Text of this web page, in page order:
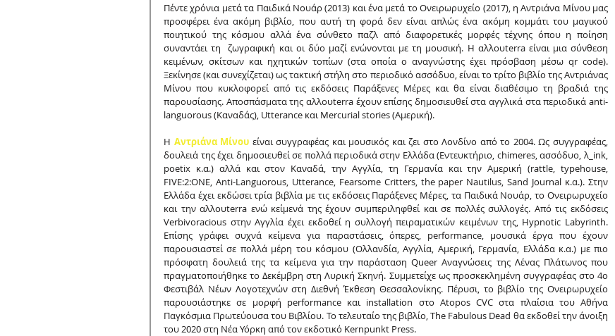
Πέντε χρόνια μετά τα Παιδικά Νουάρ (2013) και ένα μετά το Ονειρωρυχείο (2017), η Αντριάνα Μίνου μας
προσφέρει ένα ακόμη βιβλίο, που αυτή τη φορά δεν είναι απλώς ένα ακόμη κομμάτι του μαγικού
ποιητικού της κόσμου αλλά ένα σύνθετο παζλ από διαφορετικές μορφές τέχνης όπου η ποίηση
συναντάει τη  ζωγραφική και οι δύο μαζί ενώνονται με τη μουσική. Η αλλουterra είναι μια σύνθεση
κειμένων, σκίτσων και ηχητικών τοπίων (στα οποία ο αναγνώστης έχει πρόσβαση μέσω qr code).
Ξεκίνησε (και συνεχίζεται) ως τακτική στήλη στο περιοδικό ασσόδυο, είναι το τρίτο βιβλίο της Αντριάνας
Μίνου που κυκλοφορεί από τις εκδόσεις Παράξενες Μέρες και θα είναι διαθέσιμο τη βραδιά της
παρουσίασης. Αποσπάσματα της αλλουterra έχουν επίσης δημοσιευθεί στα αγγλικά στα περιοδικά anti-
languorous (Καναδάς), Utterance και Mercurial stories (Αμερική).
Η Αντριάνα Μίνου είναι συγγραφέας και μουσικός και ζει στο Λονδίνο από το 2004. Ως συγγραφέας,
δουλειά της έχει δημοσιευθεί σε πολλά περιοδικά στην Ελλάδα (Εντευκτήριο, chimeres, ασσόδυο, λ_ink,
poetix κ.α.) αλλά και στον Καναδά, την Αγγλία, τη Γερμανία και την Αμερική (rattle, typehouse,
FIVE:2:ONE, Anti-Languorous, Utterance, Fearsome Critters, the paper Nautilus, Sand Journal κ.α.). Στην
Ελλάδα έχει εκδώσει τρία βιβλία με τις εκδόσεις Παράξενες Μέρες, τα Παιδικά Νουάρ, το Ονειρωρυχείο
και την αλλουterra ενώ κείμενά της έχουν συμπεριληφθεί και σε πολλές συλλογές. Από τις εκδόσεις
Verbivoracious στην Αγγλία έχει εκδοθεί η συλλογή πειραματικών κειμένων της, Hypnotic Labyrinth.
Επίσης γράφει συχνά κείμενα για παραστάσεις, όπερες, performance, μουσικά έργα που έχουν
παρουσιαστεί σε πολλά μέρη του κόσμου (Ολλανδία, Αγγλία, Αμερική, Γερμανία, Ελλάδα κ.α.) με πιο
πρόσφατη δουλειά της τα κείμενα για την παράσταση Queer Αναγνώσεις της Λένας Πλάτωνος που
πραγματοποιήθηκε το Δεκέμβρη στη Λυρική Σκηνή. Συμμετείχε ως προσκεκλημένη συγγραφέας στο 4ο
Φεστιβάλ Νέων Λογοτεχνών στη Διεθνή Έκθεση Θεσσαλονίκης. Πέρυσι, το βιβλίο της Ονειρωρυχείο
παρουσιάστηκε σε μορφή performance και installation στο Atopos CVC στα πλαίσια του Αθήνα
Παγκόσμια Πρωτεύουσα του Βιβλίου. Το τελευταίο της βιβλίο, The Fabulous Dead θα εκδοθεί την άνοιξη
του 2020 στη Νέα Υόρκη από τον εκδοτικό Kernpunkt Press.